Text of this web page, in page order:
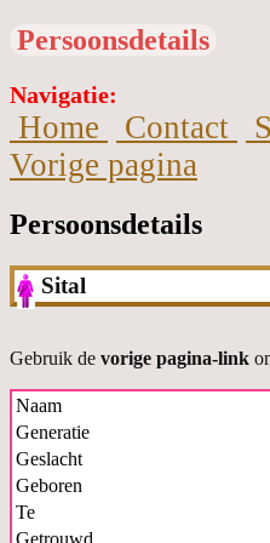
Persoonsdetails
Navigatie:
Home Contact
Vorige pagina
Persoonsdetails
Sital
Gebruik de vorige pagina-link
Naam
Generatie
Geslacht
Geboren
Te
Getrouwd